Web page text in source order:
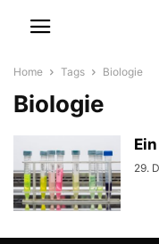
Home Tags Biologie
Biologie
29.